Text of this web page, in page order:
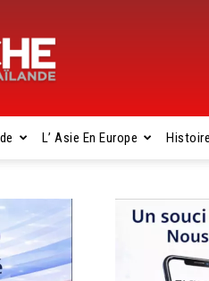
L’ Asie En Europe